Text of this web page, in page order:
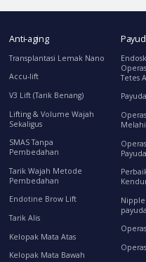
Anti-aging
Transplantasi Lemak Nano
Accu-lift
V3 Lift (Tarik Benang)
Lifting & Volume Wajah
Sekaligus
SMAS Tanpa
Pembedahan
Tarik Wajah Metode
Pembedahan
Endotine Brow Lift
Tarik Alis
Kelopak Mata Atas
Kelopak Mata Bawah
Tetes